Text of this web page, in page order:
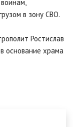
в зону СВО.
Ростислав
основание храма